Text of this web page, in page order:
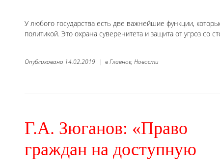
У любого государства есть две важнейшие функции,
политикой. Это охрана суверенитета и защита от угроз со
Опубликовано 14.02.2019 | вГлавное, Новости
Г.А. Зюганов: «Право
граждан на доступную